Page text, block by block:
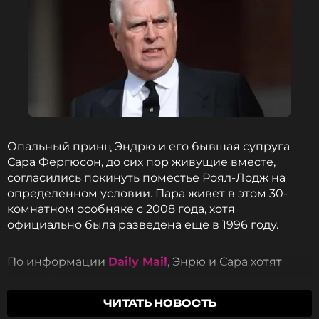
Смотрите нас в Likee, чтобы
оставаться в курсе событий
ПОДПИСАТЬСЯ
Опальный принц Эндрю и его бывшая супруга
Сара Фергюсон, до сих пор живущие вместе,
согласились покинуть поместье Роял-Лодж на
определенном условии. Пара живет в этом 30-
комнатном особняке с 2008 года, хотя
официально была разведена еще в 1996 году.
По информации Daily Mail, Энрю и Сара хотят
принадлежали семьям принцев Уильяма и Гарри.
Только в этом случае бывший герцог Йоркский
ЧИТАТЬ НОВОСТЬ